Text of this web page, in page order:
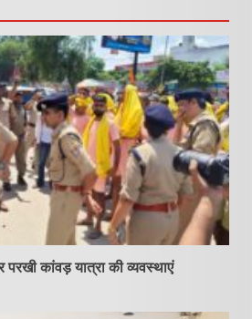
परखी कांवड़ यात्रा की व्यवस्थाएं